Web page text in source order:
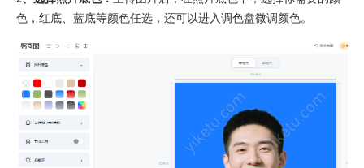
色，红底、蓝底等颜色任选，还可以进入调色盘微调颜色。